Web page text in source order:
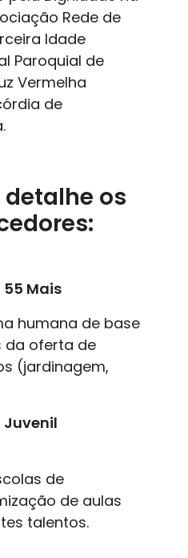
Rede de
Idade
Paroquial de
Vermelha
de
os
Mais
humana de base
da oferta de
(jardinagem,
Juvenil
de
de aulas
talentos.